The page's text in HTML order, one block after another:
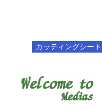
カッティングシート